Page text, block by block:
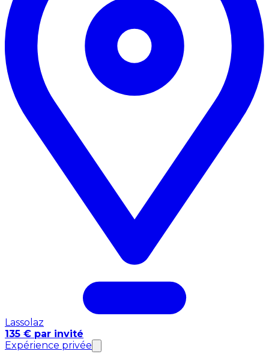
Lassolaz
135 € par invité
Expérience privée